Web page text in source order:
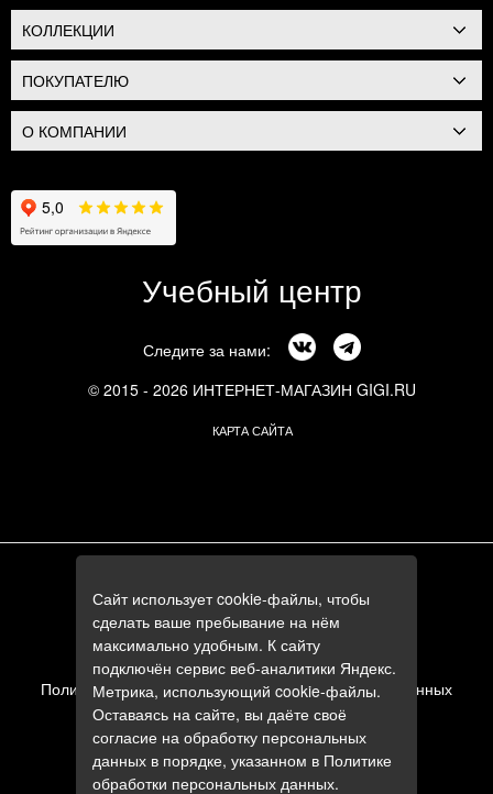
КОЛЛЕКЦИИ
ПОКУПАТЕЛЮ
О КОМПАНИИ
Учебный центр
Следите за нами:
© 2015 - 2026 ИНТЕРНЕТ-МАГАЗИН GIGI.RU
КАРТА САЙТА
+7 (495) 644-84-05
+7 (985) 644-84-05
e-mail:
zakaz@gigi.ru
Политика в отношении обработки персональных данных
Пользовательское соглашение
Сайт использует cookie-файлы, чтобы
сделать ваше пребывание на нём
максимально удобным. К сайту
подключён сервис веб-аналитики Яндекс.
Метрика, использующий cookie-файлы.
Оставаясь на сайте, вы даёте своё
согласие на обработку персональных
данных в порядке, указанном в Политике
обработки персональных данных.